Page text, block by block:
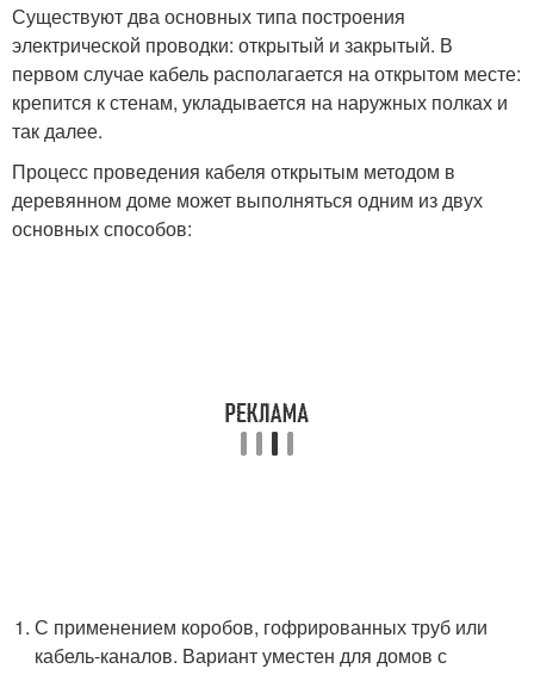
Существуют два основных типа построения
электрической проводки: открытый и закрытый. В
первом случае кабель располагается на открытом месте:
крепится к стенам, укладывается на наружных полках и
так далее.
Процесс проведения кабеля открытым методом в
деревянном доме может выполняться одним из двух
основных способов:
С применением коробов, гофрированных труб или
кабель-каналов. Вариант уместен для домов с